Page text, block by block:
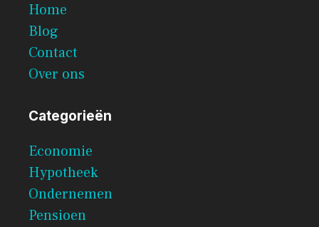
Home
Blog
Contact
Over ons
Categorieën
Economie
Hypotheek
Ondernemen
Pensioen